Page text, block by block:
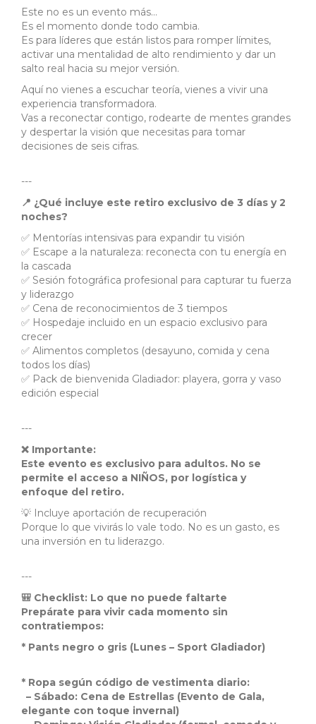
Este no es un evento más...
Es el momento donde todo cambia.
Es para líderes que están listos para romper límites,
activar una mentalidad de alto rendimiento y dar un
salto real hacia su mejor versión.
Aquí no vienes a escuchar teoría, vienes a vivir una
experiencia transformadora.
Vas a reconectar contigo, rodearte de mentes grandes
y despertar la visión que necesitas para tomar
decisiones de seis cifras.
---
📍 ¿Qué incluye este retiro exclusivo de 3 días y 2
noches?
✅ Mentorías intensivas para expandir tu visión
✅ Escape a la naturaleza: reconecta con tu energía en
la cascada
✅ Sesión fotográfica profesional para capturar tu fuerza
y liderazgo
✅ Cena de reconocimientos de 3 tiempos
✅ Hospedaje incluido en un espacio exclusivo para
crecer
✅ Alimentos completos (desayuno, comida y cena
todos los días)
✅ Pack de bienvenida Gladiador: playera, gorra y vaso
edición especial
---
❌ Importante:
Este evento es exclusivo para adultos. No se
permite el acceso a NIÑOS, por logística y
enfoque del retiro.
💡 Incluye aportación de recuperación
Porque lo que vivirás lo vale todo. No es un gasto, es
una inversión en tu liderazgo.
---
🎒 Checklist: Lo que no puede faltarte
Prepárate para vivir cada momento sin
contratiempos:
* Pants negro o gris (Lunes – Sport Gladiador)
* Ropa según código de vestimenta diario:
– Sábado: Cena de Estrellas (Evento de Gala,
elegante con toque invernal)